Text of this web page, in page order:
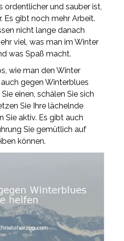
ordentlicher und sauber ist,
Es gibt noch mehr Arbeit.
nicht lange danach
viel, was man im Winter
was Spaß macht.
wie man den Winter
gegen Winterblues
einen, schälen Sie sich
Sie Ihre lächelnde
Sie aktiv. Es gibt auch
Sie gemütlich auf
können.